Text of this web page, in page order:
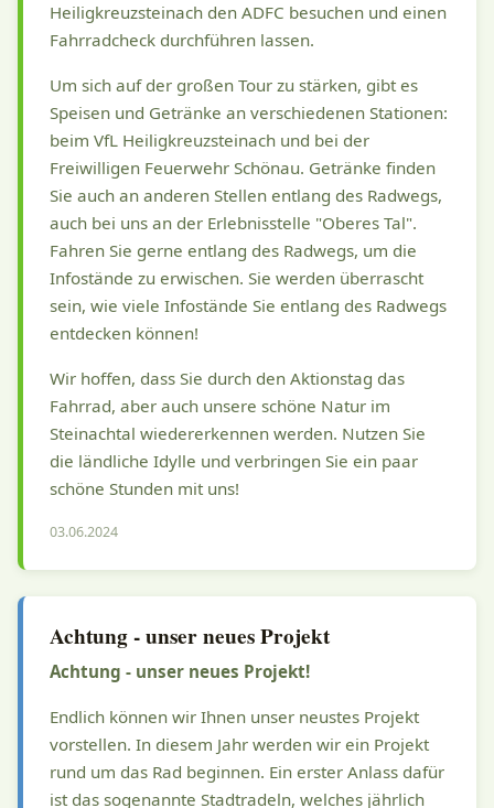
Heiligkreuzsteinach den ADFC besuchen und einen
Fahrradcheck durchführen lassen.
Um sich auf der großen Tour zu stärken, gibt es
Speisen und Getränke an verschiedenen Stationen:
beim VfL Heiligkreuzsteinach und bei der
Freiwilligen Feuerwehr Schönau. Getränke finden
Sie auch an anderen Stellen entlang des Radwegs,
auch bei uns an der Erlebnisstelle "Oberes Tal".
Fahren Sie gerne entlang des Radwegs, um die
Infostände zu erwischen. Sie werden überrascht
sein, wie viele Infostände Sie entlang des Radwegs
entdecken können!
Wir hoffen, dass Sie durch den Aktionstag das
Fahrrad, aber auch unsere schöne Natur im
Steinachtal wiedererkennen werden. Nutzen Sie
die ländliche Idylle und verbringen Sie ein paar
schöne Stunden mit uns!
03.06.2024
Achtung - unser neues Projekt
Achtung - unser neues Projekt!
Endlich können wir Ihnen unser neustes Projekt
vorstellen. In diesem Jahr werden wir ein Projekt
rund um das Rad beginnen. Ein erster Anlass dafür
ist das sogenannte Stadtradeln, welches jährlich